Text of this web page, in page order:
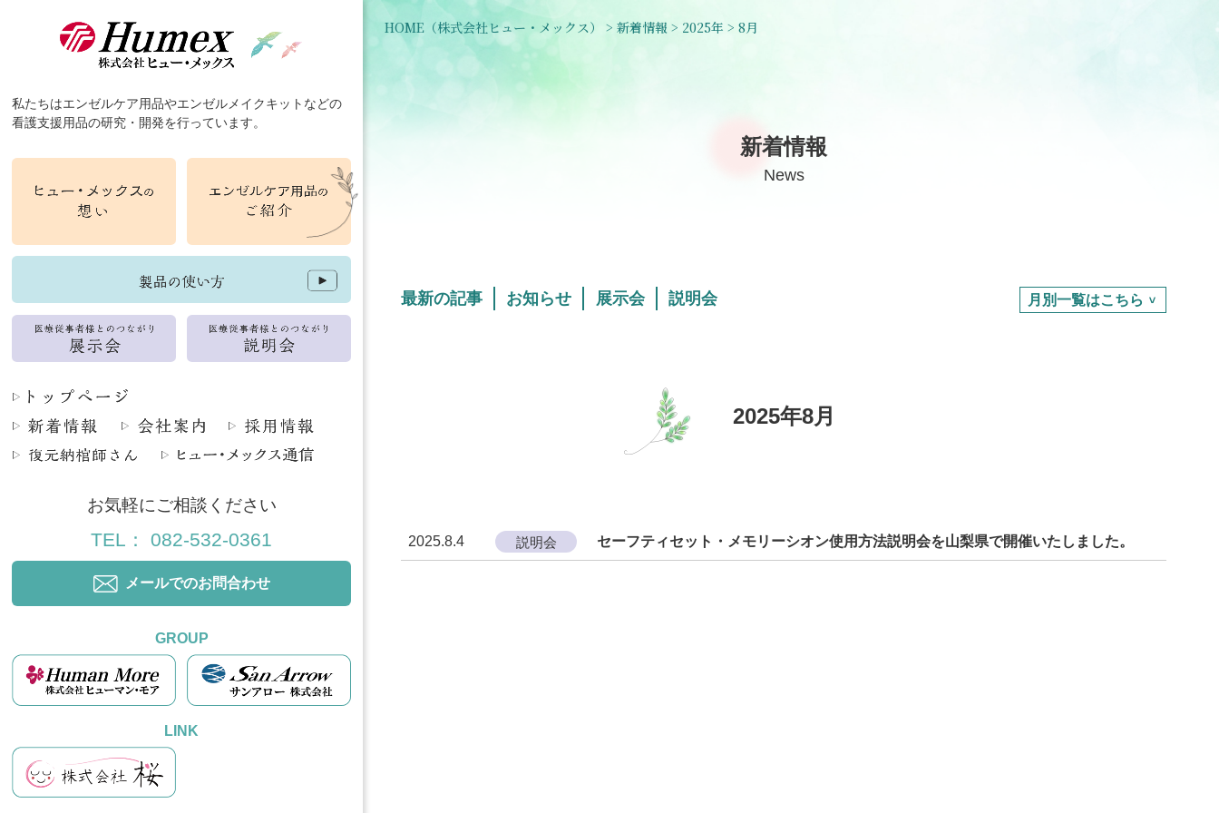
私たちはエンゼルケア用品やエンゼルメイクキット などの
看護支援用品の研究・ 開発を行っています。
お気軽にご相談ください
TEL： 082-532-0361
メールでのお問合わせ
GROUP
LINK
HOME （株式会社ヒュー・メックス） > 新着情報 > 2025年 > 8月
新着情報
News
最新の記事 お知らせ 展示会 説明会 月別一覧はこちら
2025年8月
2025.8.4 説明会 セーフティセット・メモリーシオン使用方法説明会を山梨県で開催いたしました。